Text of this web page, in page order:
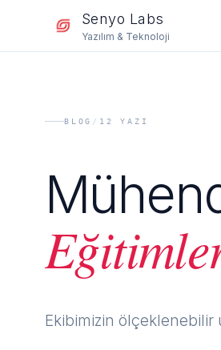
Senyo Labs
Yazılım & Teknoloji
BLOG / 12 YAZI
Ekibimizin